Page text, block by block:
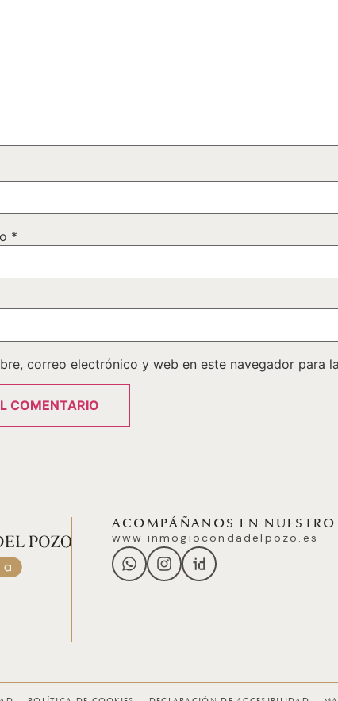
*
correo electrónico y web en este navegador para
ACOMPÁÑANOS EN
www.inmogiocondadelpozo.es